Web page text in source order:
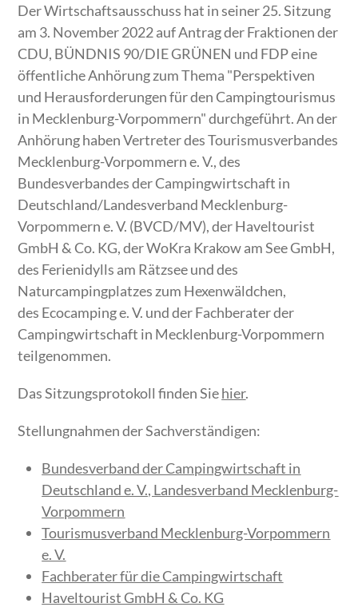
Der Wirtschaftsausschuss hat in seiner 25. Sitzung
am 3. November 2022 auf Antrag der Fraktionen der
CDU, BÜNDNIS 90/DIE GRÜNEN und FDP eine
öffentliche Anhörung zum Thema "Perspektiven
und Herausforderungen für den Campingtourismus
in Mecklenburg-Vorpommern" durchgeführt. An der
Anhörung haben Vertreter des Tourismusverbandes
Mecklenburg-Vorpommern e. V., des
Bundesverbandes der Campingwirtschaft in
Deutschland/Landesverband Mecklenburg-
Vorpommern e. V. (BVCD/MV), der Haveltourist
GmbH & Co. KG, der WoKra Krakow am See GmbH,
des Ferienidylls am Rätzsee und des
Naturcampingplatzes zum Hexenwäldchen,
des Ecocamping e. V. und der Fachberater der
Campingwirtschaft in Mecklenburg-Vorpommern
teilgenommen.
Das Sitzungsprotokoll finden Siehier.
Stellungnahmen der Sachverständigen:
Bundesverband der Campingwirtschaft in
Deutschland e. V., Landesverband Mecklenburg-
Vorpommern
Tourismusverband Mecklenburg-Vorpommern
e. V.
Fachberater für die Campingwirtschaft
Haveltourist GmbH & Co. KG